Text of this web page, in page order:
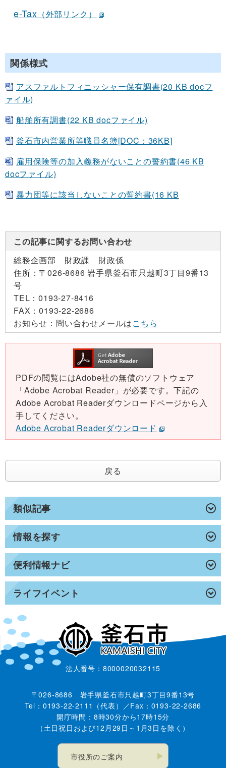
類似記事
情報を探す
便利情報ナビ
ライフイベント
e-Tax （外部リンク）
関係様式
アスファルトフィニッシャー保有調書(20 KB docフ
ァイル)
船舶所有調書(22 KB docファイル)
釜石市内営業所等職員名簿[DOC：36KB]
雇用保険等の加入義務がないことの誓約書(46 KB
docファイル)
暴力団等に該当しないことの誓約書(16 KB
この記事に関するお問い合わせ
総務企画部 財政課 財政係
住所： 〒026-8686 岩手県釜石市只越町3丁目9番13
号
TEL：0193-27-8416
FAX：0193-22-2686
お知らせ： 問い合わせメールはこちら
PDFの閲覧にはAdobe社の無償のソフトウェア
「Adobe Acrobat Reader」が必要です。下記の
Adobe Acrobat Readerダウンロードページから入
手してください。
Adobe Acrobat Readerダウンロード
戻る
法人番号：8000020032115
〒026-8686 岩手県釜石市只越町3丁目9番13号
Tel：0193-22-2111（代表）／Fax：0193-22-2686
開庁時間：8時30分から17時15分
（土日祝日および12月29日～1月3日を除く）
市役所のご案内